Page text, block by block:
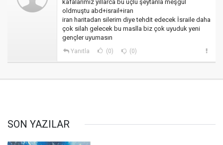
kafalarımız yıllarca bu üçlü şeytanla meşgul
oldmuştu abd+israil+iran
iran haritadan silerim diye tehdit edecek İsraile daha
çok silah gelecek bu maslla biz çok uyuduk yeni
gençler uyumasın
Yanıtla (0) (0)
SON YAZILAR